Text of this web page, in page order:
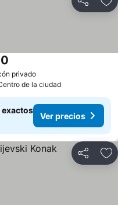
Compartir
privadoVer precios
de la ciudad
exactos
Ver precios
Compartir